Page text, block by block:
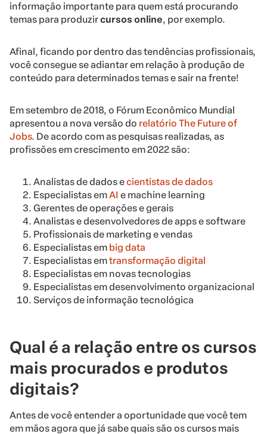
informação importante para quem está procurando
temas para produzircursos online, por exemplo.
Afinal, ficando por dentro das tendências profissionais,
você consegue se adiantar em relação à produção de
conteúdo para determinados temas e sair na frente!
Em setembro de 2018, o Fórum Econômico Mundial
apresentou a nova versão do relatório The Future of
Jobs. De acordo com as pesquisas realizadas, as
profissões em crescimento em 2022 são:
Analistas de dados ecientistas de dados
Especialistas emAI e machine learning
Gerentes de operações e gerais
Analistas e desenvolvedores de apps e software
Profissionais de marketing e vendas
Especialistas em big data
Especialistas emtransformação digital
Especialistas em novas tecnologias
Especialistas em desenvolvimento organizacional
Serviços de informação tecnológica
Qual é a relação entre os cursos
mais procurados e produtos
digitais?
Antes de você entender a oportunidade que você tem
em mãos agora que já sabe quais são os cursos mais